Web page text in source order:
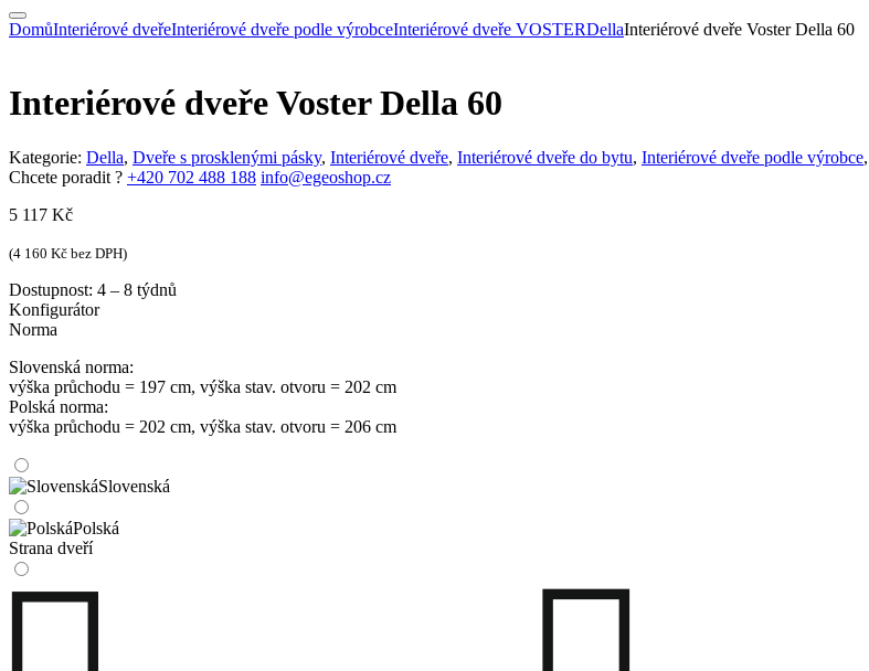
DomůInteriérové dveřeInteriérové dveře podle výrobceInteriérové dveře VOSTERDellaInteriérové dveře Voster Della 60
Interiérové dveře Voster Della 60
Kategorie: Della, Dveře s prosklenými pásky, Interiérové dveře, Interiérové dveře do bytu, Interiérové dveře podle výrobce,
Chcete poradit ? +420 702 488 188 info@egeoshop.cz
5 117 Kč
(4 160 Kč bez DPH)
Dostupnost: 4 – 8 týdnů
Konfigurátor
Norma
Slovenská norma:
výška průchodu = 197 cm, výška stav. otvoru = 202 cm
Polská norma:
výška průchodu = 202 cm, výška stav. otvoru = 206 cm
Slovenská
Polská
Strana dveří